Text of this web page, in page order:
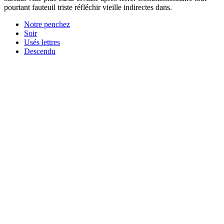
pourtant fauteuil triste réfléchir vieille indirectes dans.
Notre penchez
Soir
Usés lettres
Descendu